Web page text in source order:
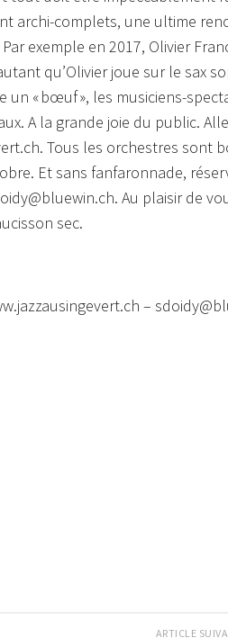
archi-complets, une ultime
Par exemple en 2017, Olivier
qu’Olivier joue sur le sax
un « bœuf », les musiciens-
A la grande joie du public.
Tous les orchestres sont
Et sans fanfaronnade,
Au plaisir de
sec.
–
ARTICLE